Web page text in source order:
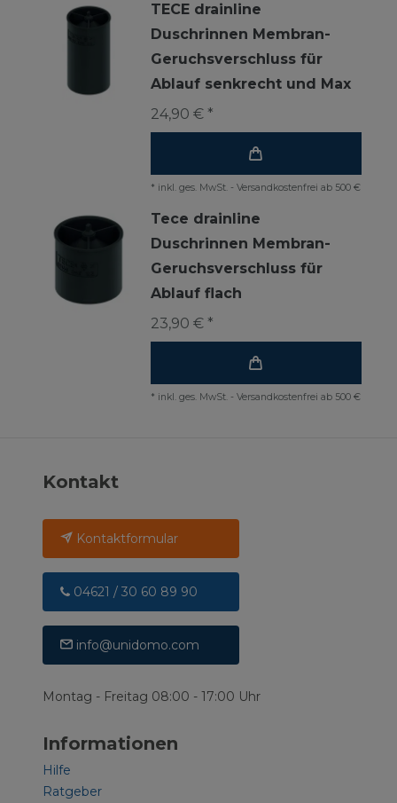
TECE drainline
Duschrinnen Membran-
Geruchsverschluss für
Ablauf senkrecht und Max
24,90 € *
* inkl. ges. MwSt. - Versandkostenfrei ab 500 €
Tece drainline
Duschrinnen Membran-
Geruchsverschluss für
Ablauf flach
23,90 € *
* inkl. ges. MwSt. - Versandkostenfrei ab 500 €
Kontakt
Kontaktformular
04621 / 30 60 89 90
info@unidomo.com
Montag - Freitag 08:00 - 17:00 Uhr
Informationen
Hilfe
Ratgeber